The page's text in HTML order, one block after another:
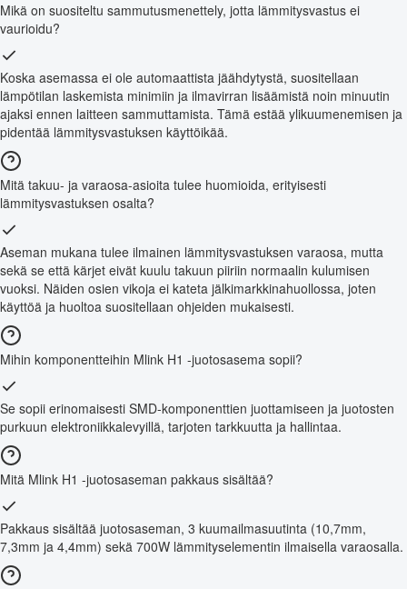
Mikä on suositeltu sammutusmenettely, jotta lämmitysvastus ei
vaurioidu?
Koska asemassa ei ole automaattista jäähdytystä, suositellaan
lämpötilan laskemista minimiin ja ilmavirran lisäämistä noin minuutin
ajaksi ennen laitteen sammuttamista. Tämä estää ylikuumenemisen ja
pidentää lämmitysvastuksen käyttöikää.
Mitä takuu- ja varaosa-asioita tulee huomioida, erityisesti
lämmitysvastuksen osalta?
Aseman mukana tulee ilmainen lämmitysvastuksen varaosa, mutta
sekä se että kärjet eivät kuulu takuun piiriin normaalin kulumisen
vuoksi. Näiden osien vikoja ei kateta jälkimarkkinahuollossa, joten
käyttöä ja huoltoa suositellaan ohjeiden mukaisesti.
Mihin komponentteihin Mlink H1 -juotosasema sopii?
Se sopii erinomaisesti SMD-komponenttien juottamiseen ja juotosten
purkuun elektroniikkalevyillä, tarjoten tarkkuutta ja hallintaa.
Mitä Mlink H1 -juotosaseman pakkaus sisältää?
Pakkaus sisältää juotosaseman, 3 kuumailmasuutinta (10,7mm,
7,3mm ja 4,4mm) sekä 700W lämmityselementin ilmaisella varaosalla.